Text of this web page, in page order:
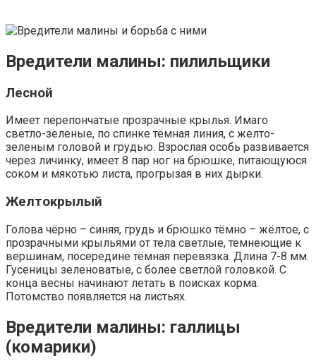
Вредители малины: пилильщики
Лесной
Имеет перепончатые прозрачные крылья. Имаго
светло-зеленые, по спинке тёмная линия, с желто-
зеленым головой и грудью. Взрослая особь развивается
через личинку, имеет 8 пар ног на брюшке, питающуюся
соком и мякотью листа, прогрызая в них дырки.
Желтокрылый
Голова чёрно – синяя, грудь и брюшко тёмно – жёлтое, с
прозрачными крыльями от тела светлые, темнеющие к
вершинам, посередине тёмная перевязка. Длина 7-8 мм.
Гусеницы зеленоватые, с более светлой головкой. С
конца весны начинают летать в поисках корма.
Потомство появляется на листьях.
Вредители малины: галлицы
(комарики)